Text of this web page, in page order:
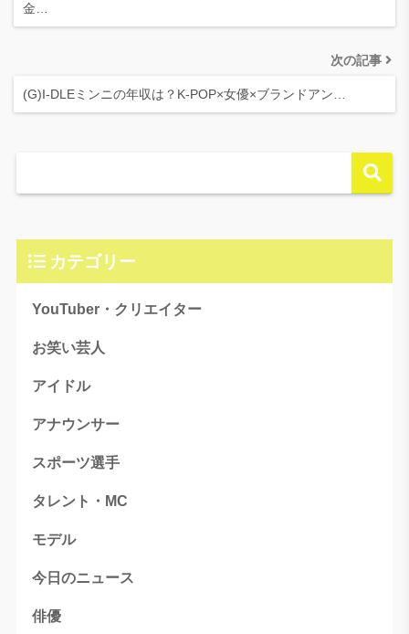
金…
次の記事
(G)I-DLEミンニの年収は？K-POP×女優×ブランドアン…
カテゴリー
YouTuber・クリエイター
お笑い芸人
アイドル
アナウンサー
スポーツ選手
タレント・MC
モデル
今日のニュース
俳優